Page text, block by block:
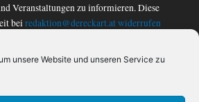
unsere Website und unseren Service zu
Veranstaltungen zu informieren. Diese
bei redaktion@dereckart.atwiderrufen